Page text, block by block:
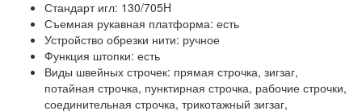
Стандарт игл: 130/705H
Съемная рукавная платформа: есть
Устройство обрезки нити: ручное
Функция штопки: есть
Виды швейных строчек: прямая строчка, зигзаг,
потайная строчка, пунктирная строчка, рабочие строчки,
соединительная строчка, трикотажный зигзаг,